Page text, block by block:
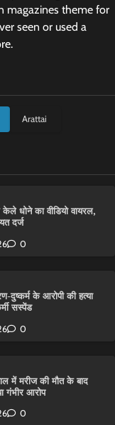
magazines theme for
seen or used a
Arattai
केले धोने का वीडियो वायरल,
दर्ज
0
दुष्कर्म के आरोपी की हत्या
सस्पेंड
0
में मरीज की मौत के बाद
गंभीर आरोप
0